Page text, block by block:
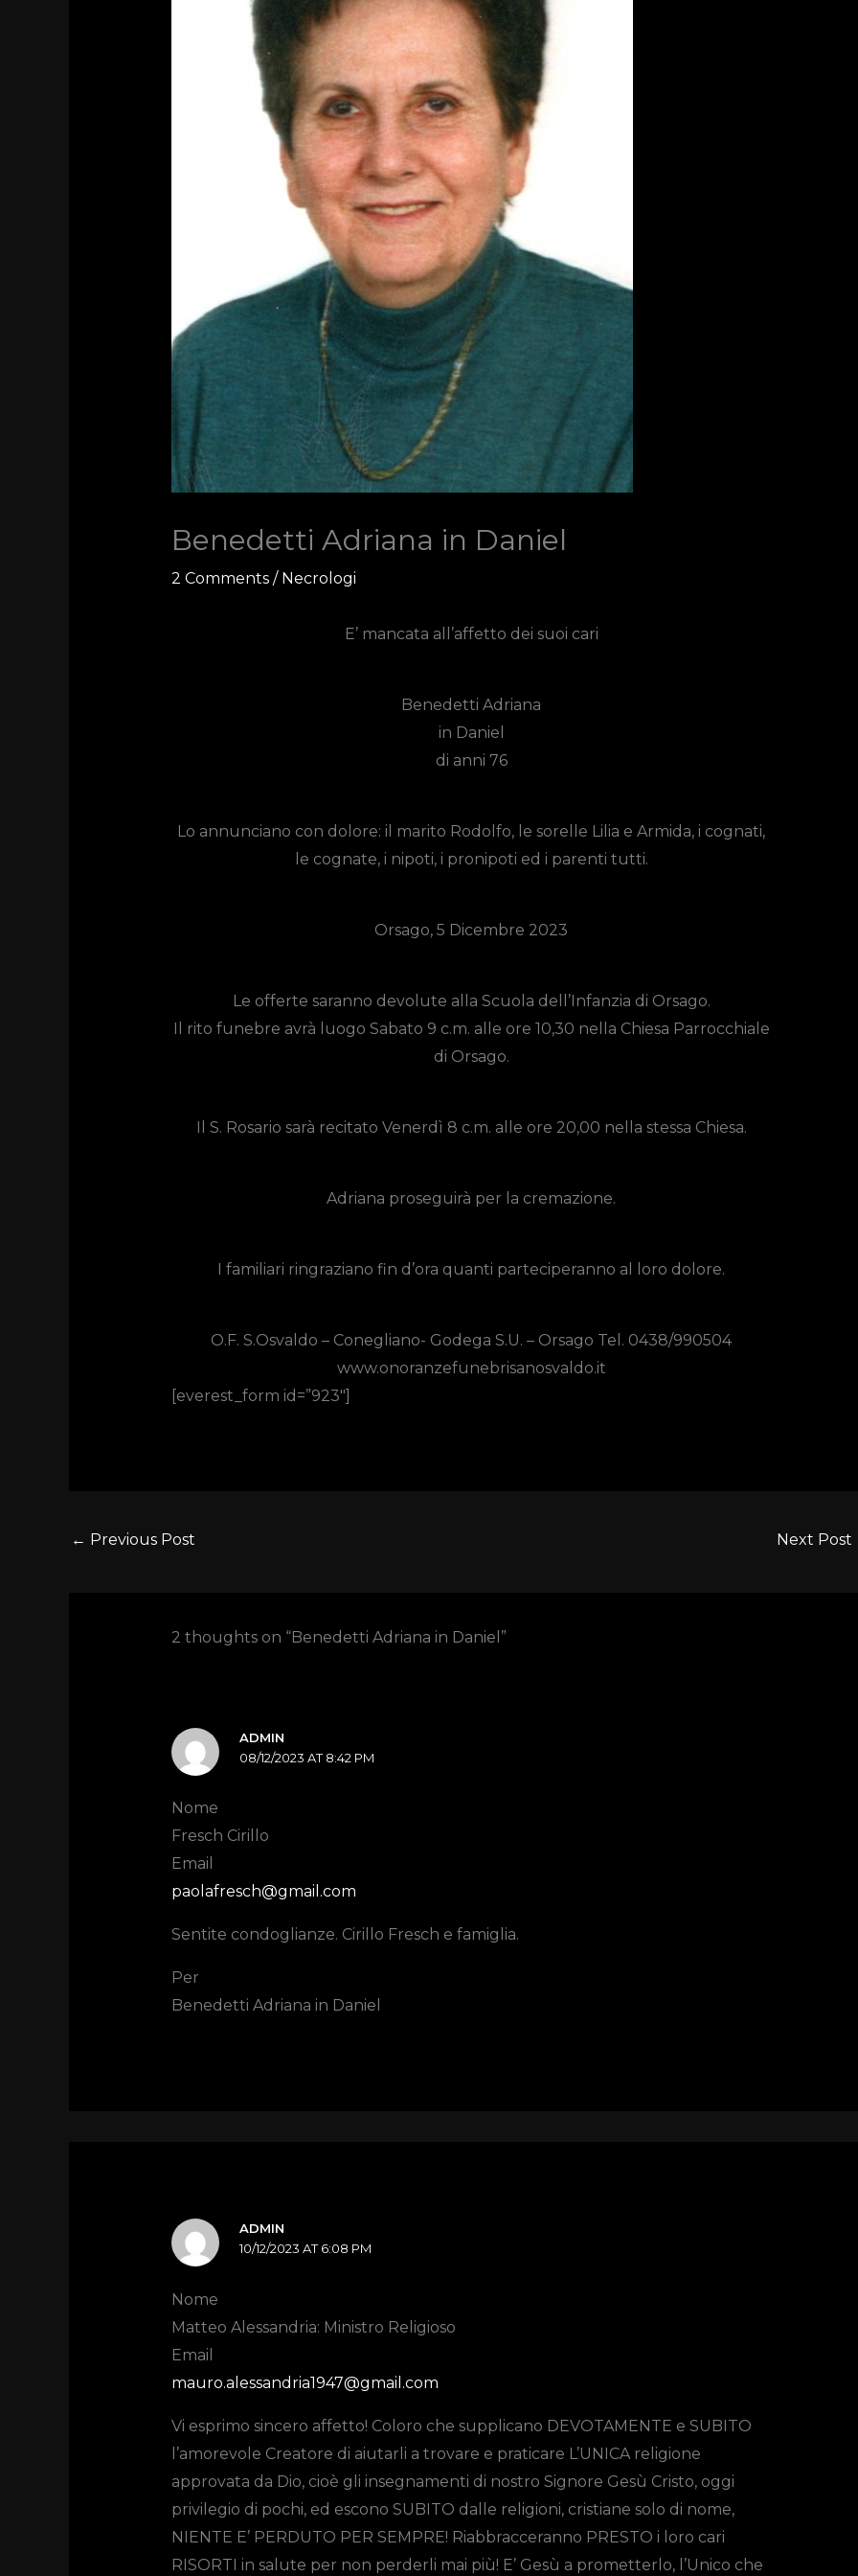
Benedetti Adriana in Daniel
2 Comments / Necrologi
E’ mancata all’affetto dei suoi cari
Benedetti Adriana
in Daniel
di anni 76
Lo annunciano con dolore: il marito Rodolfo, le sorelle Lilia e Armida, i cognati,
le cognate, i nipoti, i pronipoti ed i parenti tutti.
Orsago, 5 Dicembre 2023
Le offerte saranno devolute alla Scuola dell’Infanzia di Orsago.
Il rito funebre avrà luogo Sabato 9 c.m. alle ore 10,30 nella Chiesa Parrocchiale
di Orsago.
Il S. Rosario sarà recitato Venerdì 8 c.m. alle ore 20,00 nella stessa Chiesa.
Adriana proseguirà per la cremazione.
I familiari ringraziano fin d’ora quanti parteciperanno al loro dolore.
O.F. S.Osvaldo – Conegliano- Godega S.U. – Orsago Tel. 0438/990504
www.onoranzefunebrisanosvaldo.it
[everest_form id=”923″]
← Previous Post Next Post
2 thoughts on “Benedetti Adriana in Daniel”
ADMIN
08/12/2023 AT 8:42 PM
Nome
Fresch Cirillo
Email
paolafresch@gmail.com
Sentite condoglianze. Cirillo Fresch e famiglia.
Per
Benedetti Adriana in Daniel
ADMIN
10/12/2023 AT 6:08 PM
Nome
Matteo Alessandria: Ministro Religioso
Email
mauro.alessandria1947@gmail.com
Vi esprimo sincero affetto! Coloro che supplicano DEVOTAMENTE e SUBITO
l’amorevole Creatore di aiutarli a trovare e praticare L’UNICA religione
approvata da Dio, cioè gli insegnamenti di nostro Signore Gesù Cristo, oggi
privilegio di pochi, ed escono SUBITO dalle religioni, cristiane solo di nome,
NIENTE E’ PERDUTO PER SEMPRE! Riabbracceranno PRESTO i loro cari
RISORTI in salute per non perderli mai più! E’ Gesù a prometterlo, l’Unico che